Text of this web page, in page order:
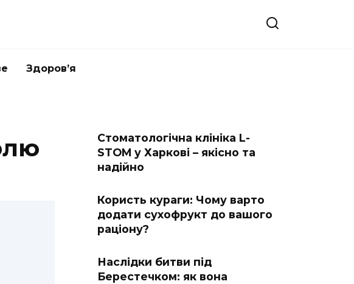
Здоров’я
Стоматологічна клініка L-
STOM у Харкові – якісно та
надійно
Користь кураги: Чому варто
додати сухофрукт до вашого
раціону?
Наслідки битви під
Берестечком: як вона